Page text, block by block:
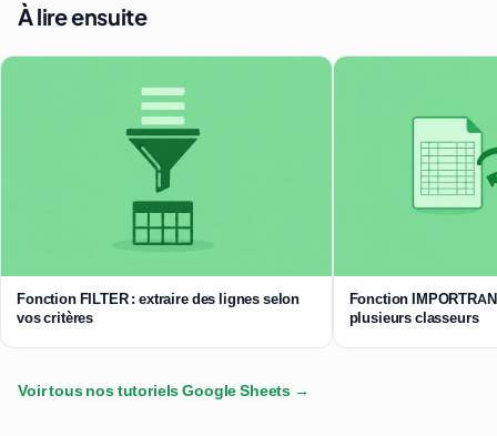
À lire ensuite
Fonction FILTER : extraire des lignes selon
vos critères
Fonction
plusieurs classeurs
Voir tous nos tutoriels Google Sheets →